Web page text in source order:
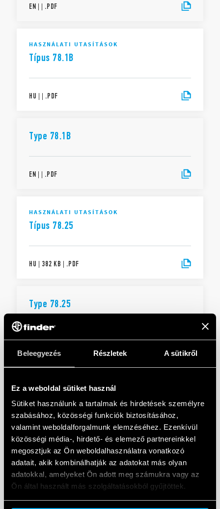
Beleegyezés Részletek A sütikről
Ez a weboldal sütiket használ
Sütiket használunk a tartalmak és hirdetések személyre
szabásához, közösségi funkciók biztosításához,
valamint weboldalforgalmunk elemzéséhez. Ezenkívül
közösségi média-, hirdető- és elemező partnereinkkel
megosztjuk az Ön weboldalhasználatra vonatkozó
adatait, akik kombinálhatják az adatokat más olyan
adatokkal, amelyeket Ön adott meg számukra vagy az
Ön által használt más szolgáltatásokból gyűjtöttek.
EN | | .PDF
HASZNÁLATI UTASÍTÁSOK
Típus 78.1B
HU | | .PDF
Type 78.1B
EN | | .PDF
HASZNÁLATI UTASÍTÁSOK
Típus 78.25
HU | 382 KB | .PDF
Type 78.25
EN|381 KB| .PDF
Típus 78.2E
HU| | .PDF
Type 78.2E